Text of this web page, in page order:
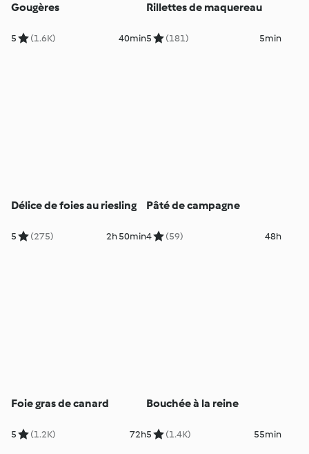
Gougères
5 (1.6K) 40min
Rillettes de maquereau
5 (181) 5min
Délice de foies au riesling
5 (275) 2h 50min
Pâté de campagne
4 (59) 48h
Foie gras de canard
5 (1.2K) 72h
Bouchée à la reine
5 (1.4K) 55min